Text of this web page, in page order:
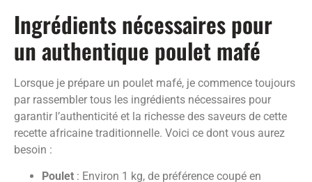
Ingrédients nécessaires pour
un authentique poulet mafé
Lorsque je prépare un poulet mafé, je commence toujours
par rassembler tous les ingrédients nécessaires pour
garantir l’authenticité et la richesse des saveurs de cette
recette africaine traditionnelle. Voici ce dont vous aurez
besoin :
Poulet : Environ 1 kg, de préférence coupé en